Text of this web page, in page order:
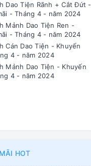
Dao Tiện Rãnh + Cắt Đứt -
- Tháng 4 - năm 2024
Mảnh Dao Tiện Ren -
- Tháng 4 - năm 2024
Cán Dao Tiện - Khuyến
4 - năm 2024
Mảnh Dao Tiện - Khuyến
4 - năm 2024
HOT